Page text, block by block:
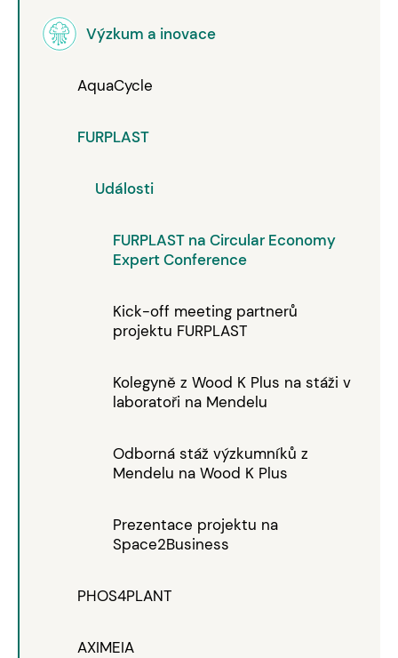
Výzkum a inovace
AquaCycle
FURPLAST
Události
FURPLAST na Circular Economy
Expert Conference
Kick-off meeting partnerů
projektu FURPLAST
Kolegyně z Wood K Plus na stáži v
laboratoři na Mendelu
Odborná stáž výzkumníků z
Mendelu na Wood K Plus
Prezentace projektu na
Space2Business
PHOS4PLANT
AXIMEIA